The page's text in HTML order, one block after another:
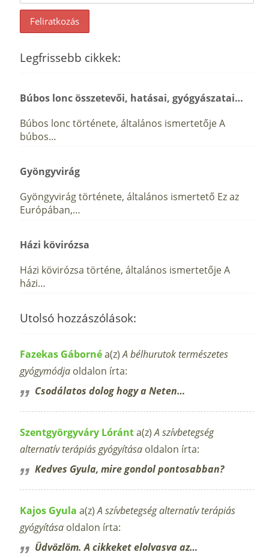
Legfrissebb cikkek:
Búbos lonc összetevői, hatásai, gyógyászatai…
Búbos lonc története, általános ismertetője A
búbos…
Gyöngyvirág
Gyöngyvirág története, általános ismertető Ez az
Európában,…
Házi kövirózsa
Házi kövirózsa történe, általános ismertetője A
házi…
Utolsó hozzászólások:
Fazekas Gábornéa(z)A bélhurutok természetes
gyógymódja oldalon írta:
Csodálatos dolog hogy a Neten…
Szentgyörgyváry Lóránta(z)A szívbetegség
alternatív terápiás gyógyítása oldalon írta:
Kedves Gyula, mire gondol pontosabban?
Kajos Gyula a(z)A szívbetegség alternatív terápiás
gyógyítása oldalon írta:
Üdvözlöm. A cikkeket elolvasva az…